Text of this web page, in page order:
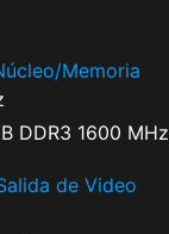
Memoria
DDR3 1600 MHz
de Video